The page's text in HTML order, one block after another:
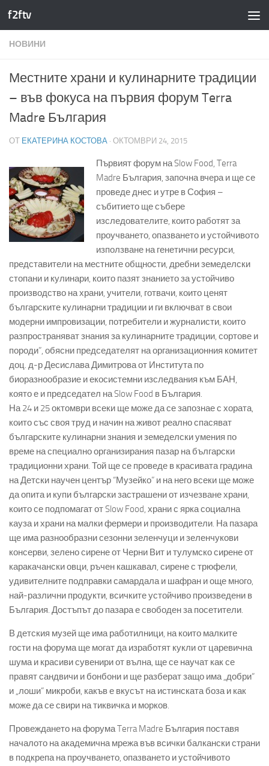
Към съдържанието
f2ftv
НОВИНИ
Местните храни и кулинарните традиции
– във фокуса на първия форум Terra
Madre България
ОТ ЕКАТЕРИНА КОСТОВА · ОКТОМВРИ 24, 2015
Първият форум на Slow Food, Terra
Madre България, започна вчера и ще се
проведе днес и утре в София –
събитието ще събере
изследователите, които работят за
проучването, опазването и устойчивото
използване на генетични ресурси,
представители на местните общности, дребни земеделски
стопани и кулинари, които пазят знанието за устойчиво
производство на храни, учители, готвачи, които ценят
българските кулинарни традиции и ги включват в свои
модерни импровизации, потребители и журналисти, които
разпространяват знания за кулинарните традиции, сортове и
породи”, обясни председателят на организационния комитет
доц. д-р Десислава Димитрова от Института по
биоразнообразие и екосистемни изследвания към БАН,
която е и председател на Slow Food в България.
На 24 и 25 октомври всеки ще може да се запознае с хората,
които със своя труд и начин на живот реално спасяват
българските кулинарни знания и земеделски умения по
време на специално организирания пазар на български
традиционни храни. Той ще се проведе в красивата градина
на Детски научен център “Музейко” и на него всеки ще може
да опита и купи български застрашени от изчезване храни,
които се подпомагат от Slow Food, храни с ярка социална
кауза и храни на малки фермери и производители. На пазара
ще има разнообразни сезонни зеленчуци и зеленчукови
консерви, зелено сирене от Черни Вит и тулумско сирене от
каракачански овци, ръчен кашкавал, сирене с трюфели,
удивителните подправки самардала и шафран и още много,
най-различни продукти, всичките устойчиво произведени в
България. Достъпът до пазара е свободен за посетители.
В детския музей ще има работилници, на които малките
гости на форума ще могат да изработят кукли от царевична
шума и красиви сувенири от вълна, ще се научат как се
правят сандвичи и бонбони и ще разберат защо има „добри“
и „лоши“ микроби, какъв е вкусът на истинската боза и как
може да се свири на тиквичка и морков.
Провеждането на форума Terra Madre България поставя
началото на академична мрежа във всички балкански страни
в подкрепа на проучването, опазването и устойчивото